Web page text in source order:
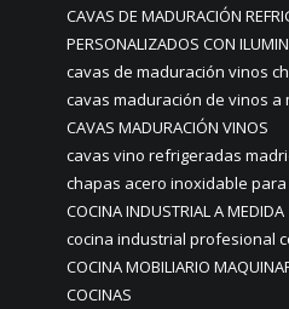
CAVAS DE MADURACIÓN
PERSONALIZADOS CON
cavas de maduración vinos
cavas maduración de vinos a
CAVAS MADURACIÓN VINOS
cavas vino refrigeradas
chapas acero inoxidable
COCINA INDUSTRIAL A MEDIDA
cocina industrial profesional
COCINA MOBILIARIO
COCINAS